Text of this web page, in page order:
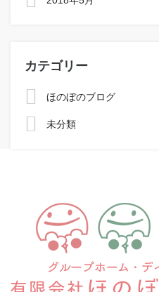
カテゴリー
ほのぼのブログ
未分類